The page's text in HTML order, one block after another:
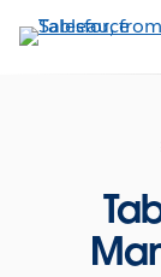
イ